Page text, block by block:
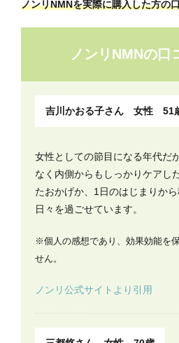
ノンリNMNを実際に購入した方の
ノンリNMNの口
吉川かおる子さん 女性 51
女性としての節目になる年代だ
なく内側からもしっかりケアし
たおかげか、1日のはじまりか
日々を過ごせています。
※個人の感想であり、効果効能を
せん。
ノンリ公式サイトより引用